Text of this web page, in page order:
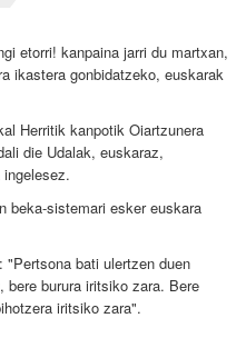
etorri! kanpaina jarri du martxan,
ikastera gonbidatzeko, euskarak
Herritik kanpotik Oiartzunera
die Udalak, euskaraz,
beka-sistemari esker euskara
"Pertsona bati ulertzen duen
bere burura iritsiko zara. Bere
iritsiko zara".